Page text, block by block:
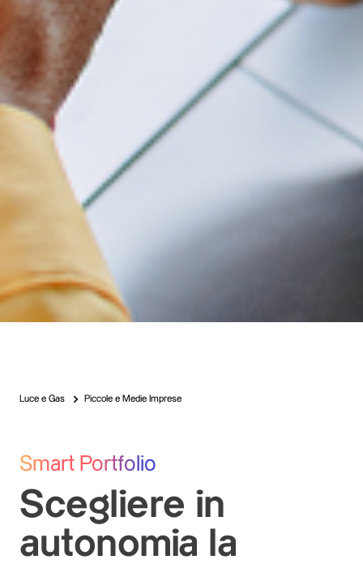
Luce e Gas Piccole e Medie Imprese
Smart Portfolio
Scegliere in
autonomia la